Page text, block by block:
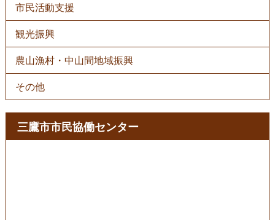
市民活動支援
観光振興
農山漁村・中山間地域振興
その他
三鷹市市民協働センター